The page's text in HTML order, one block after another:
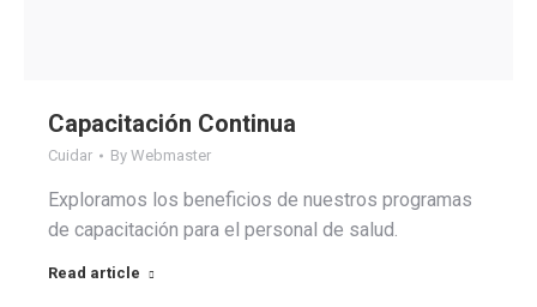
Capacitación Continua
Cuidar By Webmaster
Exploramos los beneficios de nuestros programas
de capacitación para el personal de salud.
Read article